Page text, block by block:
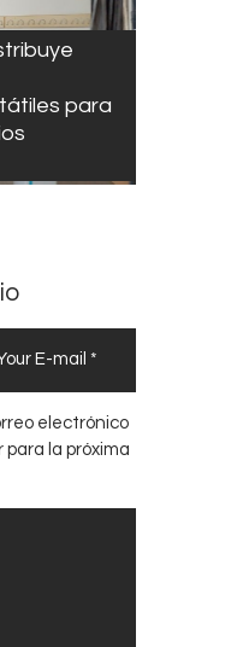
para
electrónico
la próxima